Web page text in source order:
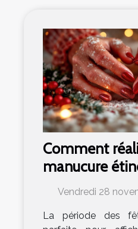
Comment
manucure
les fêtes ?
Vendredi 28
La période des